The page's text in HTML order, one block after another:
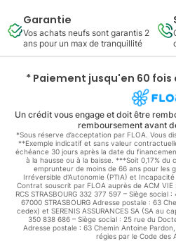
Garantie
Vos achats neufs sont garantis 2
ans pour un max de tranquillité
* Paiement jusqu'en 60
Un crédit vous engage et doit être
remboursement avant
*Sous réserve d’acceptation par FLOA. Vous
**Exemple indicatif et sans valeur
échéance 30 jours après la date du
à la hausse ou à la baisse. ***Soit 0,17%
emprunteur de moins de 66 ans pour les
Irréversible d'Autonomie (PTIA) et
Contrat souscrit par FLOA auprès de ACM
RCS STRASBOURG 332 377 597 – Siège
67000 STRASBOURG Adresse postale : 63
cedex) et SERENIS ASSURANCES SA (SA au
350 838 686 – Siège social : 25 rue du
Adresse postale : 63 Chemin Antoine
régies par le Code des